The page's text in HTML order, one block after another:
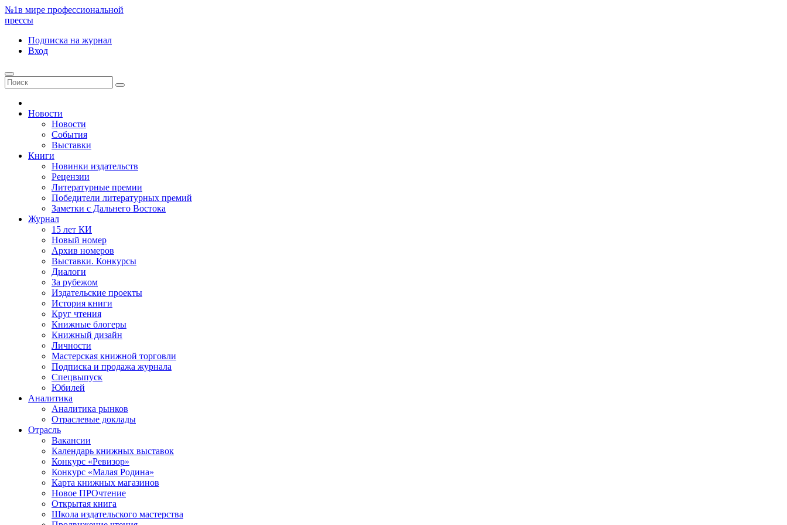
№1в мире профессиональной
прессы
Подписка на журнал
Вход
Новости
Новости
События
Выставки
Книги
Новинки издательств
Рецензии
Литературные премии
Победители литературных премий
Заметки с Дальнего Востока
Журнал
15 лет КИ
Новый номер
Архив номеров
Выставки. Конкурсы
Диалоги
За рубежом
Издательские проекты
История книги
Круг чтения
Книжные блогеры
Книжный дизайн
Личности
Мастерская книжной торговли
Подписка и продажа журнала
Спецвыпуск
Юбилей
Аналитика
Аналитика рынков
Отраслевые доклады
Отрасль
Вакансии
Календарь книжных выставок
Конкурс «Ревизор»
Конкурс «Малая Родина»
Карта книжных магазинов
Новое ПРОчтение
Открытая книга
Школа издательского мастерства